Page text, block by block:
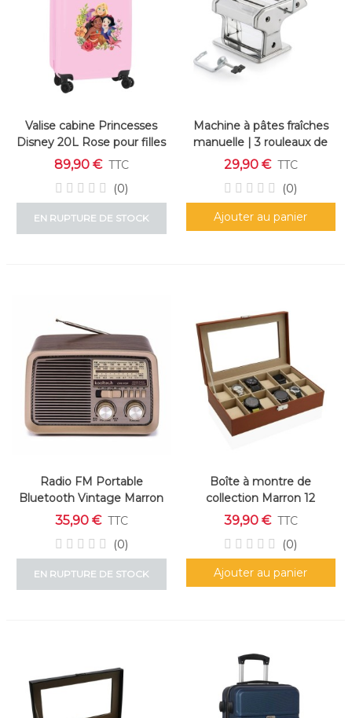
Valise cabine Princesses
Disney 20L Rose pour filles
89,90 € TTC
(0)
EN RUPTURE DE STOCK
Machine à pâtes fraîches
manuelle | 3 rouleaux de
coupe
29,90 € TTC
(0)
Ajouter au panier
Radio FM Portable
Bluetooth Vintage Marron
35,90 € TTC
(0)
EN RUPTURE DE STOCK
Boîte à montre de
collection Marron 12
rangements
39,90 € TTC
(0)
Ajouter au panier